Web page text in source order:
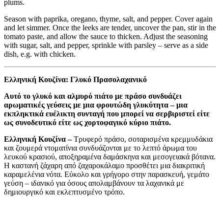
plums.
Season with paprika, oregano, thyme, salt, and pepper. Cover again
and let simmer. Once the leeks are tender, uncover the pan, stir in the
tomato paste, and allow the sauce to thicken. Adjust the seasoning
with sugar, salt, and pepper, sprinkle with parsley – serve as a side
dish, e.g. with chicken.
Ελληνική Κουζίνα: Γλυκό Πρασολαχανικό
Αυτό το γλυκό και αλμυρό πιάτο με πράσο συνδυάζει
αρωματικές γεύσεις με μια φρουτώδη γλυκύτητα – μια
εκπληκτικά ευέλικτη συνταγή που μπορεί να σερβιριστεί είτε
ως συνοδευτικό είτε ως χορτοφαγικό κύριο πιάτο.
Ελληνική Κουζίνα –Τρυφερό πράσο, σοταρισμένα κρεμμυδάκια
και ζουμερά ντοματίνια συνδυάζονται με το λεπτό άρωμα του
λευκού κρασιού, αποξηραμένα δαμάσκηνα και μεσογειακά βότανα.
Η καστανή ζάχαρη από ζαχαροκάλαμο προσθέτει μια διακριτική
καραμελένια νότα. Εύκολο και γρήγορο στην παρασκευή, γεμάτο
γεύση – ιδανικό για όσους απολαμβάνουν τα λαχανικά με
δημιουργικό και εκλεπτυσμένο τρόπο.